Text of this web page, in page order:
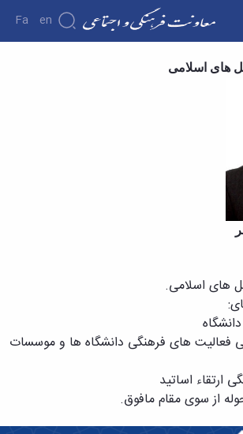
Fa En
های اسلامی
های اسلامی.
فعالیت های فرهنگی دانشگاه ها و موسسات
از سوی مقام مافوق.